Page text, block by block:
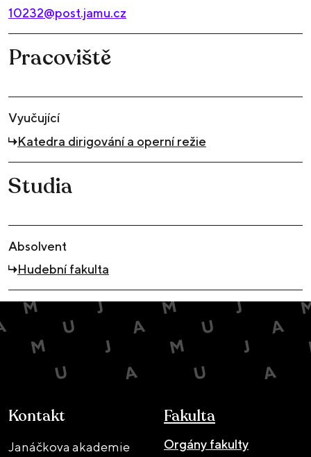
10232@post.jamu.cz
Pracoviště
Vyučující
Katedra dirigování a operní režie
Studia
Absolvent
Hudební fakulta
Kontakt
Janáčkova akademie
Fakulta
Orgány fakulty